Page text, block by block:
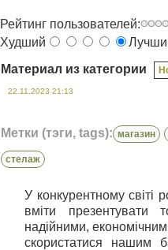
Рейтинг пользователей:
Худший
Материал из категории
22.11.2023 21:13
Метки (тэги, tags): магазин
стелаж
У конкурентному світі
вміти презентувати
надійними,
скористатися нашим